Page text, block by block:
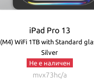
iPad Pro 13
(M4) WiFi 1TB with Standard
Silver
Не е наличен
mvx73hc/a